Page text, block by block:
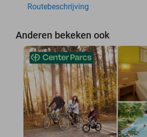
Routebeschrijving
Anderen bekeken ook